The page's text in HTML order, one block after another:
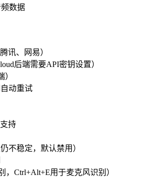
数据
讯、网易）
后端需要API密钥设置）
动重试
持
不稳定，默认禁用）
Ctrl+Alt+E用于麦克风识别）